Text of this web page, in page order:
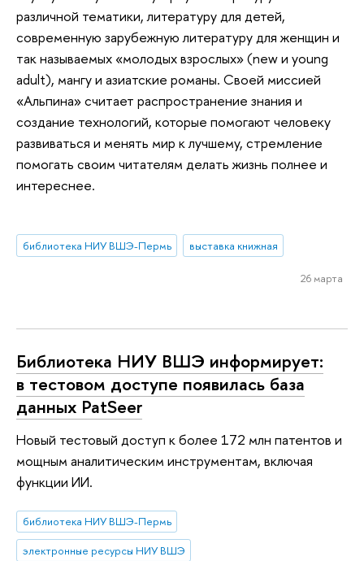
различной тематики, литературу для детей,
современную зарубежную литературу для женщин и
так называемых «молодых взрослых» (new и young
adult), мангу и азиатские романы. Своей миссией
«Альпина» считает распространение знания и
создание технологий, которые помогают человеку
развиваться и менять мир к лучшему, стремление
помогать своим читателям делать жизнь полнее и
интереснее.
библиотека НИУ ВШЭ-Пермь выставка книжная
26 марта
Библиотека НИУ ВШЭ информирует:
в тестовом доступе появилась база
данных PatSeer
Новый тестовый доступ к более 172 млн патентов и
мощным аналитическим инструментам, включая
функции ИИ.
библиотека НИУ ВШЭ-Пермь
электронные ресурсы НИУ ВШЭ